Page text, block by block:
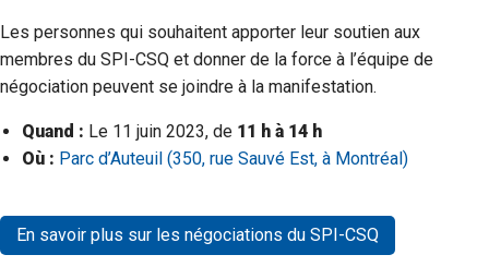
Les personnes qui souhaitent apporter leur soutien aux
membres du SPI-CSQ et donner de la force à l’équipe de
négociation peuvent se joindre à la manifestation.
Quand : Le 11 juin 2023, de 11 h à 14 h
Où : Parc d’Auteuil (350, rue Sauvé Est, à Montréal)
En savoir plus sur les négociations du SPI-CSQ